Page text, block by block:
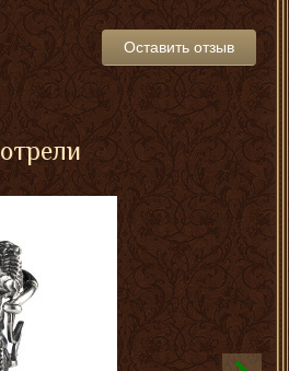
Оставить отзыв